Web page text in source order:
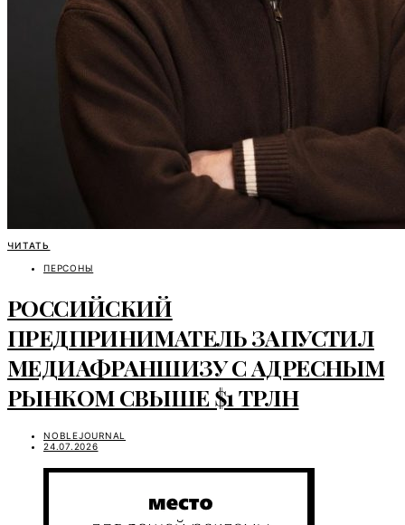
ЧИТАТЬ
ПЕРСОНЫ
РОССИЙСКИЙ
ПРЕДПРИНИМАТЕЛЬ ЗАПУСТИЛ
МЕДИАФРАНШИЗУ С АДРЕСНЫМ
РЫНКОМ СВЫШЕ $1 ТРЛН
NOBLEJOURNAL
24.07.2026